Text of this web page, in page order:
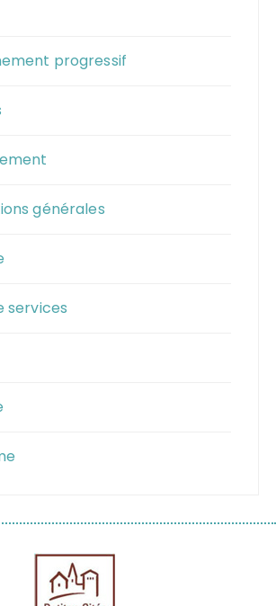
progressif
générales
services